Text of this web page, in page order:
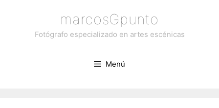
contenido
marcosGpunto
Fotógrafo especializado en artes escénicas
Menú